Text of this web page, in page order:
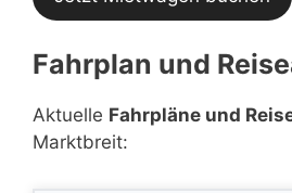
Fahrplan und
Aktuelle Fahrpläne und
Marktbreit: